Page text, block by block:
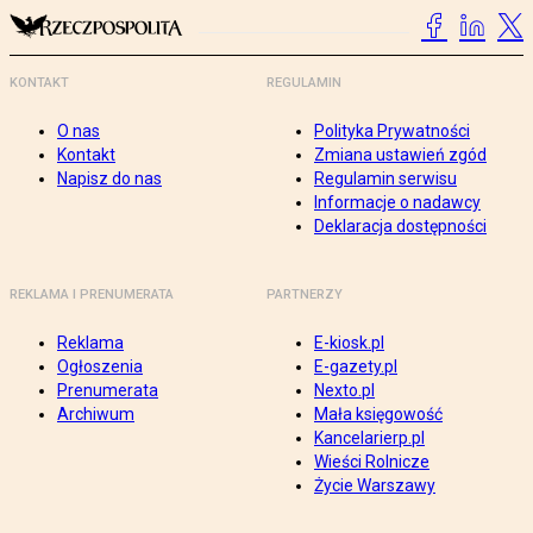
KONTAKT
O nas
Kontakt
Napisz do nas
REGULAMIN
Polityka Prywatności
Zmiana ustawień zgód
Regulamin serwisu
Informacje o nadawcy
Deklaracja dostępności
REKLAMA I PRENUMERATA
Reklama
Ogłoszenia
Prenumerata
Archiwum
PARTNERZY
E-kiosk.pl
E-gazety.pl
Nexto.pl
Mała księgowość
Kancelarierp.pl
Wieści Rolnicze
Życie Warszawy